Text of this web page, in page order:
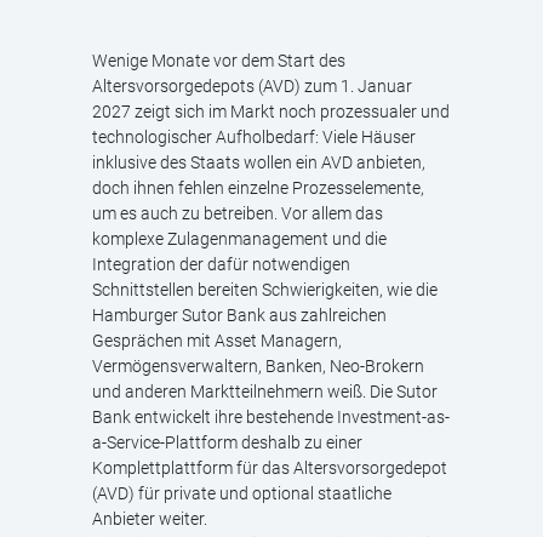
Wenige Monate vor dem Start des
Altersvorsorgedepots (AVD) zum 1. Januar
2027 zeigt sich im Markt noch prozessualer und
technologischer Aufholbedarf: Viele Häuser
inklusive des Staats wollen ein AVD anbieten,
doch ihnen fehlen einzelne Prozesselemente,
um es auch zu betreiben. Vor allem das
komplexe Zulagenmanagement und die
Integration der dafür notwendigen
Schnittstellen bereiten Schwierigkeiten, wie die
Hamburger Sutor Bank aus zahlreichen
Gesprächen mit Asset Managern,
Vermögensverwaltern, Banken, Neo-Brokern
und anderen Marktteilnehmern weiß. Die Sutor
Bank entwickelt ihre bestehende Investment-as-
a-Service-Plattform deshalb zu einer
Komplettplattform für das Altersvorsorgedepot
(AVD) für private und optional staatliche
Anbieter weiter.